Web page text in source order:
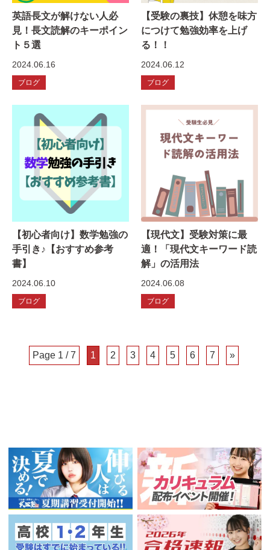
英語長文が解けない人必
見！長文読解のキーポイン
ト５選
2024.06.16
ブログ
【受験の裏技】休憩を味方
につけて勉強効率を上げ
る！！
2024.06.12
ブログ
【初心者向け】数学勉強の
手引き♪【おすすめ参考
書】
2024.06.10
ブログ
【現代文】受験対策に最
適！「現代文キーワード読
解」の活用法
2024.06.08
ブログ
Page 1 / 7 1 2 3 4 5 6 7 »